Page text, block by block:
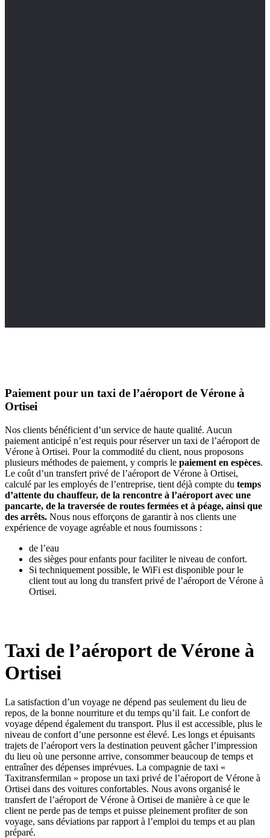
Paiement pour un taxi de l’aéroport de Vérone à
Ortisei
Nos clients bénéficient d’un service de haute qualité. Aucun
paiement anticipé n’est requis pour réserver un taxi de l’aéroport de
Vérone à Ortisei. Pour la commodité du client, nous proposons
plusieurs méthodes de paiement, y compris le paiement en espèces.
Le coût d’un transfert privé de l’aéroport de Vérone à Ortisei,
calculé par les employés de l’entreprise, tient déjà compte du temps
d’attente du chauffeur, de la rencontre à l’aéroport avec une
pancarte, de la traversée de routes fermées et à péage, ainsi que
des arrêts. Nous nous efforçons de garantir à nos clients une
expérience de voyage agréable et nous fournissons :
de l’eau
des sièges pour enfants pour faciliter le niveau de confort.
Si techniquement possible, le WiFi est disponible pour le
client tout au long du transfert privé de l’aéroport de Vérone à
Ortisei.
Taxi de l’aéroport de Vérone à
Ortisei
La satisfaction d’un voyage ne dépend pas seulement du lieu de
repos, de la bonne nourriture et du temps qu’il fait. Le confort de
voyage dépend également du transport. Plus il est accessible, plus le
niveau de confort d’une personne est élevé. Les longs et épuisants
trajets de l’aéroport vers la destination peuvent gâcher l’impression
du lieu où une personne arrive, consommer beaucoup de temps et
entraîner des dépenses imprévues. La compagnie de taxi «
Taxitransfermilan » propose un taxi privé de l’aéroport de Vérone à
Ortisei dans des voitures confortables. Nous avons organisé le
transfert de l’aéroport de Vérone à Ortisei de manière à ce que le
client ne perde pas de temps et puisse pleinement profiter de son
voyage, sans déviations par rapport à l’emploi du temps et au plan
préparé.